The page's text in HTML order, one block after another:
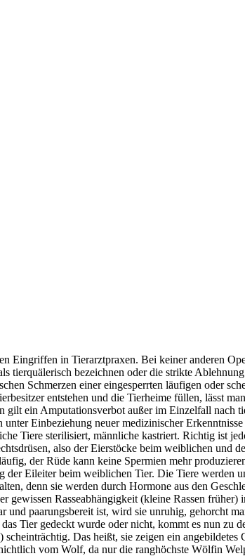
Eingriffen in Tierarztpraxen. Bei keiner anderen
tierquälerisch bezeichnen oder die strikte
Schmerzen einer eingesperrten läufigen oder
entstehen und die Tierheime füllen, lässt
ein Amputationsverbot außer im Einzelfall nach
Einbeziehung neuer medizinischer
Tiere sterilisiert, männliche kastriert. Richtig ist
also der Eierstöcke beim weiblichen und
der Rüde kann keine Spermien mehr
Eileiter beim weiblichen Tier. Die Tiere werden
denn sie werden durch Hormone aus den
Rasseabhängigkeit (kleine Rassen
paarungsbereit ist, wird sie unruhig, gehorcht
Tier gedeckt wurde oder nicht, kommt es nun
Das heißt, sie zeigen ein
vom Wolf, da nur die ranghöchste Wölfin